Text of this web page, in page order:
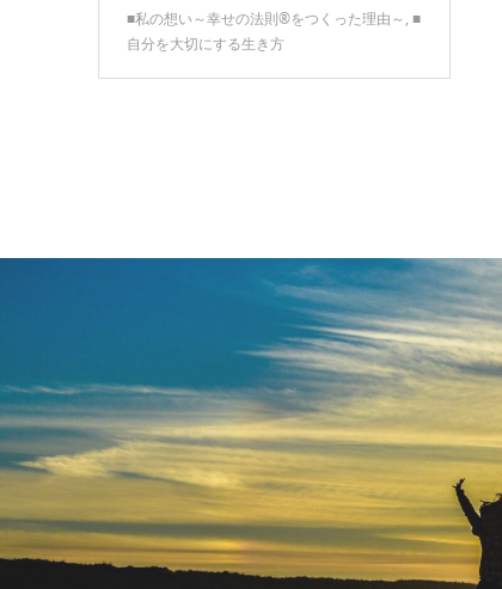
■私の想い～幸せの法則®をつくった理由～, ■
自分を大切にする生き方